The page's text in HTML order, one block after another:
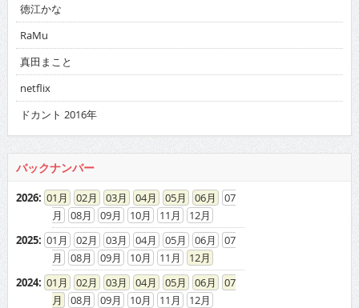
徳江かな
RaMu
真田まこと
netflix
ドカント 2016年
バックナンバー
2026: 01 02 03 04 05 06
07
08
09 10 11
12
2025: 01 02 03 04 05 06
07
08
09 10 11
12
2024: 01 02 03 04 05 06
07
08
09 10 11
12